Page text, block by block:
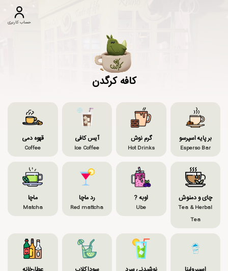
حساب کاربری
کافه کرگدن
بر پایه اسپرسو
Esperso Bar
گرم نوش
Hot Drinks
آیس کافی
Ice Coffee
قهوه دمی
Coffee
چای و دمنوش
Tea & Herbal
Tea
اوبه ?
Ube
رد ماچا
Red mattcha
ماچا
Matcha